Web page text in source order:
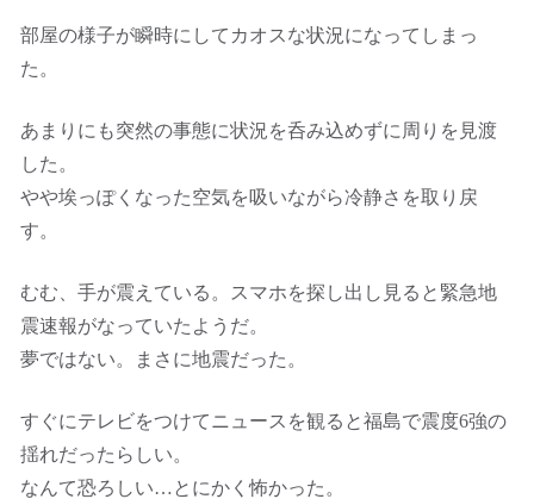
部屋の様子が瞬時にしてカオスな状況になってしまっ
た。
あまりにも突然の事態に状況を呑み込めずに周りを見渡
した。
やや埃っぽくなった空気を吸いながら冷静さを取り戻
す。
むむ、手が震えている。スマホを探し出し見ると緊急地
震速報がなっていたようだ。
夢ではない。まさに地震だった。
すぐにテレビをつけてニュースを観ると福島で震度6強の
揺れだったらしい。
なんて恐ろしい…とにかく怖かった。